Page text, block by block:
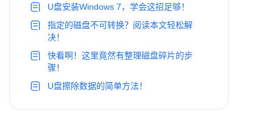
U盘安装Windows 7，学会这招足够！
指定的磁盘不可转换？阅读本文轻松解
决！
快看啊！这里竟然有整理磁盘碎片的步
骤！
U盘擦除数据的简单方法！